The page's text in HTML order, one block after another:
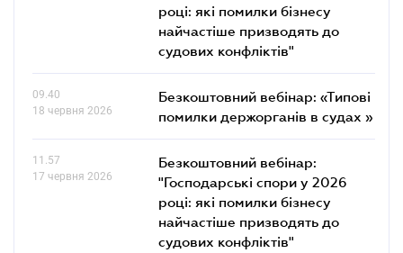
році: які помилки бізнесу
найчастіше призводять до
судових конфліктів"
09.40
18 червня 2026
Безкоштовний вебінар: «Типові
помилки держорганів в судах »
11.57
17 червня 2026
Безкоштовний вебінар:
"Господарські спори у 2026
році: які помилки бізнесу
найчастіше призводять до
судових конфліктів"